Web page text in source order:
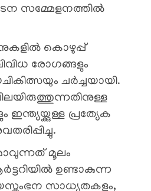
സമ്മേളനത്തില്‍
കൊഴുപ്പ്
രോഗങ്ങളും
ചര്‍ച്ചയായി.
പ്രത്യേക
മൂലം
ഉണ്ടാകുന്ന
സാധ്യതകളും,